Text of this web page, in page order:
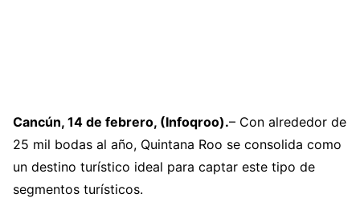
Cancún, 14 de febrero, (Infoqroo).– Con alrededor de
25 mil bodas al año, Quintana Roo se consolida como
un destino turístico ideal para captar este tipo de
segmentos turísticos.